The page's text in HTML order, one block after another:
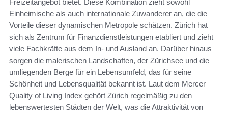
Freizeitangebot bietet. Diese Kombination zieht sowohl
Einheimische als auch internationale Zuwanderer an, die die
Vorteile dieser dynamischen Metropole schätzen. Zürich hat
sich als Zentrum für Finanzdienstleistungen etabliert und zieht
viele Fachkräfte aus dem In- und Ausland an. Darüber hinaus
sorgen die malerischen Landschaften, der Zürichsee und die
umliegenden Berge für ein Lebensumfeld, das für seine
Schönheit und Lebensqualität bekannt ist. Laut dem Mercer
Quality of Living Index gehört Zürich regelmäßig zu den
lebenswertesten Städten der Welt, was die Attraktivität von